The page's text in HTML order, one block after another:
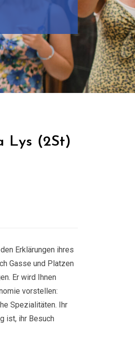
Lys (2St)
Erklärungen ihres
Gasse und Platzen
Er wird Ihnen
vorstellen:
Spezialitäten. Ihr
ist, ihr Besuch